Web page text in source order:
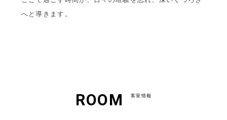
へと導きます。
ROOM 客室情報